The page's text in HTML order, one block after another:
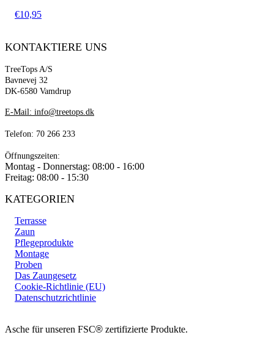
€10,95
KONTAKTIERE UNS
TreeTops A/S
Bavnevej 32
DK-6580 Vamdrup
E-Mail: info@treetops.dk
Telefon: 70 266 233
Öffnungszeiten:
Montag - Donnerstag: 08:00 - 16:00
Freitag: 08:00 - 15:30
KATEGORIEN
Terrasse
Zaun
Pflegeprodukte
Montage
Proben
Das Zaungesetz
Cookie-Richtlinie (EU)
Datenschutzrichtlinie
Asche für unseren FSC® zertifizierte Produkte.